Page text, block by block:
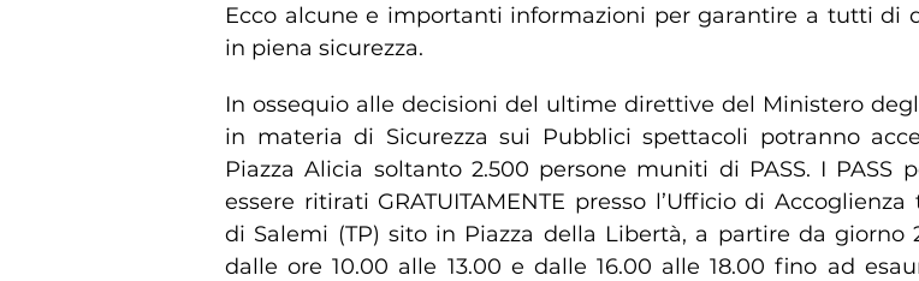
Ecco alcune e importanti informazioni per garantire a tutti di
in piena sicurezza.
In ossequio alle decisioni del ultime direttive del Ministero
in materia di Sicurezza sui Pubblici spettacoli potranno
Piazza Alicia soltanto 2.500 persone muniti di PASS. I PASS
essere ritirati GRATUITAMENTE presso l’Ufficio di Accoglienza
di Salemi (TP) sito in Piazza della Libertà, a partire da giorno
dalle ore 10.00 alle 13.00 e dalle 16.00 alle 18.00 fino ad